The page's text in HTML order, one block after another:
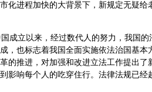
化进程加快的大背景下，新规定无疑给
成立以来，经过数代人的努力，我国的
，也标志着我国全面实施依法治国基本
的推进，对加强和改进立法工作提出了
影响每个人的吃穿住行。法律法规已经